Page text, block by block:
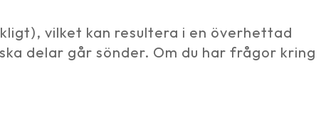
vilket kan resultera i en överhettad
delar går sönder. Om du har frågor kring